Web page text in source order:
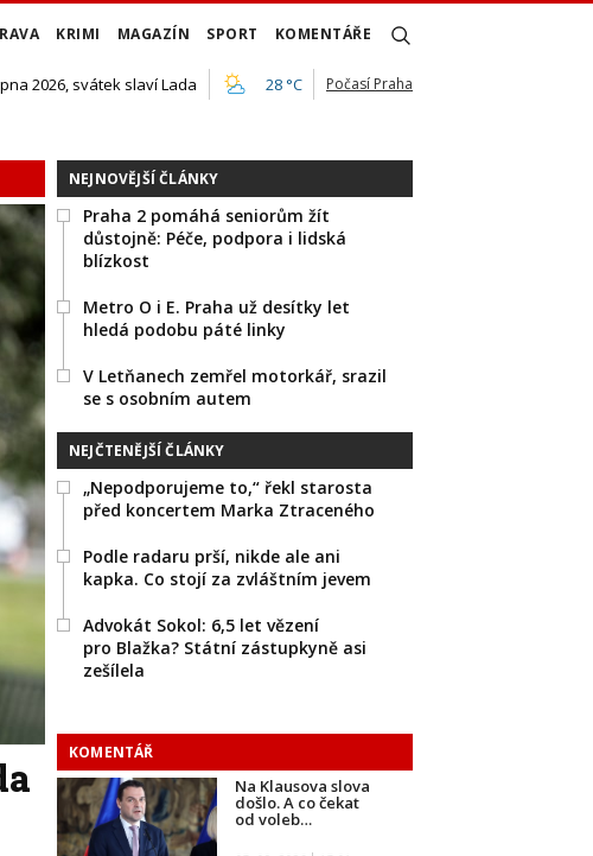
KRIMI MAGAZÍN SPORT KOMENTÁŘE
2026, svátek slaví Lada 28 °C Počasí Praha
NEJNOVĚJŠÍ ČLÁNKY
Praha 2 pomáhá seniorům žít
důstojně: Péče, podpora i lidská
blízkost
Metro O i E. Praha už desítky let
hledá podobu páté linky
V Letňanech zemřel motorkář, srazil
se s osobním autem
NEJČTENĚJŠÍ ČLÁNKY
„Nepodporujeme to,“ řekl starosta
před koncertem Marka Ztraceného
Podle radaru prší, nikde ale ani
kapka. Co stojí za zvláštním jevem
Advokát Sokol: 6,5 let vězení
pro Blažka? Státní zástupkyně asi
zešílela
KOMENTÁŘ
Na Klausova slova
došlo. A co čekat
od voleb…